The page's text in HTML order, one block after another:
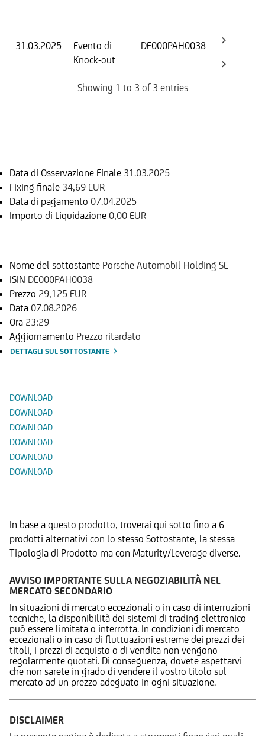
31.03.2025
Evento di
Knock-out
DE000PAH0038
Showing 1 to 3 of 3 entries
Data di Osservazione Finale 31.03.2025
Fixing finale 34,69 EUR
Data di pagamento 07.04.2025
Importo di Liquidazione 0,00 EUR
Nome del sottostante Porsche Automobil Holding SE
ISIN DE000PAH0038
Prezzo 29,125 EUR
Data 07.08.2026
Ora 23:29
Aggiornamento Prezzo ritardato
DETTAGLI SUL SOTTOSTANTE
DOWNLOAD
DOWNLOAD
DOWNLOAD
DOWNLOAD
DOWNLOAD
DOWNLOAD
In base a questo prodotto, troverai qui sotto fino a 6
prodotti alternativi con lo stesso Sottostante, la stessa
Tipologia di Prodotto ma con Maturity/Leverage diverse.
AVVISO IMPORTANTE SULLA NEGOZIABILITÀ NEL
MERCATO SECONDARIO
In situazioni di mercato eccezionali o in caso di interruzioni
tecniche, la disponibilità dei sistemi di trading elettronico
può essere limitata o interrotta. In condizioni di mercato
eccezionali o in caso di fluttuazioni estreme dei prezzi dei
titoli, i prezzi di acquisto o di vendita non vengono
regolarmente quotati. Di conseguenza, dovete aspettarvi
che non sarete in grado di vendere il vostro titolo sul
mercato ad un prezzo adeguato in ogni situazione.
DISCLAIMER